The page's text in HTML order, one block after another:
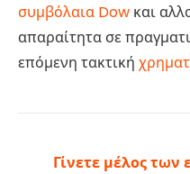
συμβόλαια Dow και
απαραίτητα σε
επόμενη τακτική
Γίνετε μέλος των